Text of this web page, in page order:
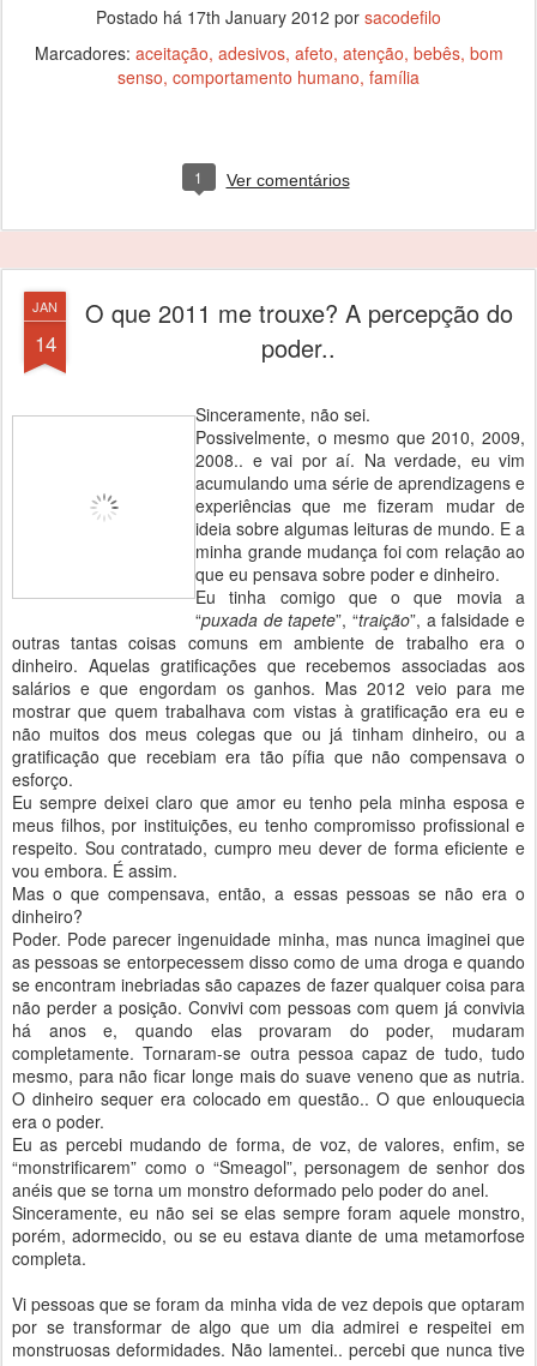
Postado há 17th January 2012 por sacodefilo
Marcadores: aceitação adesivos afeto atenção bebês bom
senso comportamento humano família
1 Ver comentários
JAN
14
O que 2011 me trouxe? A percepção do
poder..
Sinceramente, não sei.
Possivelmente, o mesmo que 2010, 2009,
2008.. e vai por aí. Na verdade, eu vim
acumulando uma série de aprendizagens e
experiências que me fizeram mudar de
ideia sobre algumas leituras de mundo. E a
minha grande mudança foi com relação ao
que eu pensava sobre poder e dinheiro.
Eu tinha comigo que o que movia a
“puxada de tapete”, “traição”, a falsidade e
outras tantas coisas comuns em ambiente de trabalho era o
dinheiro. Aquelas gratificações que recebemos associadas aos
salários e que engordam os ganhos. Mas 2012 veio para me
mostrar que quem trabalhava com vistas à gratificação era eu e
não muitos dos meus colegas que ou já tinham dinheiro, ou a
gratificação que recebiam era tão pífia que não compensava o
esforço.
Eu sempre deixei claro que amor eu tenho pela minha esposa e
meus filhos, por instituições, eu tenho compromisso profissional e
respeito. Sou contratado, cumpro meu dever de forma eficiente e
vou embora. É assim.
Mas o que compensava, então, a essas pessoas se não era o
dinheiro?
Poder. Pode parecer ingenuidade minha, mas nunca imaginei que
as pessoas se entorpecessem disso como de uma droga e quando
se encontram inebriadas são capazes de fazer qualquer coisa para
não perder a posição. Convivi com pessoas com quem já convivia
há anos e, quando elas provaram do poder, mudaram
completamente. Tornaram-se outra pessoa capaz de tudo, tudo
mesmo, para não ficar longe mais do suave veneno que as nutria.
O dinheiro sequer era colocado em questão.. O que enlouquecia
era o poder.
Eu as percebi mudando de forma, de voz, de valores, enfim, se
“monstrificarem” como o “Smeagol”, personagem de senhor dos
anéis que se torna um monstro deformado pelo poder do anel.
Sinceramente, eu não sei se elas sempre foram aquele monstro,
porém, adormecido, ou se eu estava diante de uma metamorfose
completa.
Vi pessoas que se foram da minha vida de vez depois que optaram
por se transformar de algo que um dia admirei e respeitei em
monstruosas deformidades. Não lamentei.. percebi que nunca tive